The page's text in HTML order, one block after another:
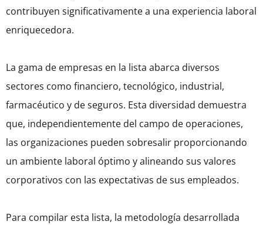
contribuyen significativamente a una experiencia laboral
enriquecedora.
La gama de empresas en la lista abarca diversos
sectores como financiero, tecnológico, industrial,
farmacéutico y de seguros. Esta diversidad demuestra
que, independientemente del campo de operaciones,
las organizaciones pueden sobresalir proporcionando
un ambiente laboral óptimo y alineando sus valores
corporativos con las expectativas de sus empleados.
Para compilar esta lista, la metodología desarrollada